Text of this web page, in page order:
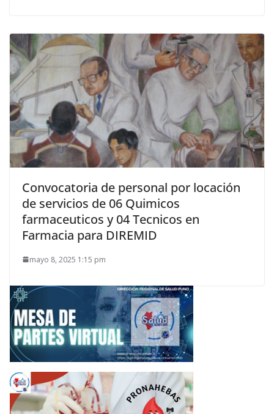
Convocatoria de personal por locación
de servicios de 06 Quimicos
farmaceuticos y 04 Tecnicos en
Farmacia para DIREMID
mayo 8, 2025 1:15 pm